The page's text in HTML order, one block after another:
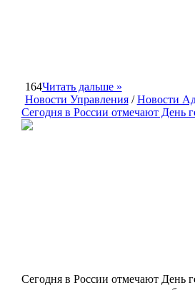
Читать дальше »
164
Новости Управления/Новости
Сегодня в России отмечают День
Сегодня в России отмечают День